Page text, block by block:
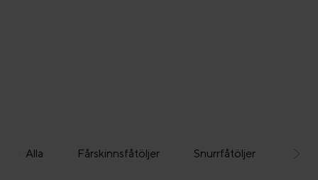
Alla Fårskinnsfåtöljer Snurrfåtöljer